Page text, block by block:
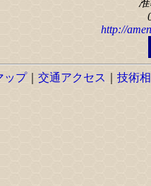
http://
ップ｜ 交通アクセス 技術